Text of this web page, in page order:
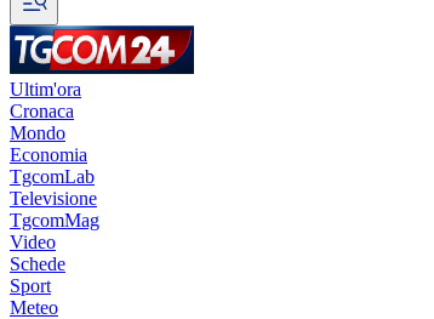
Ultim'ora
Cronaca
Mondo
Economia
TgcomLab
Televisione
TgcomMag
Video
Schede
Sport
Meteo